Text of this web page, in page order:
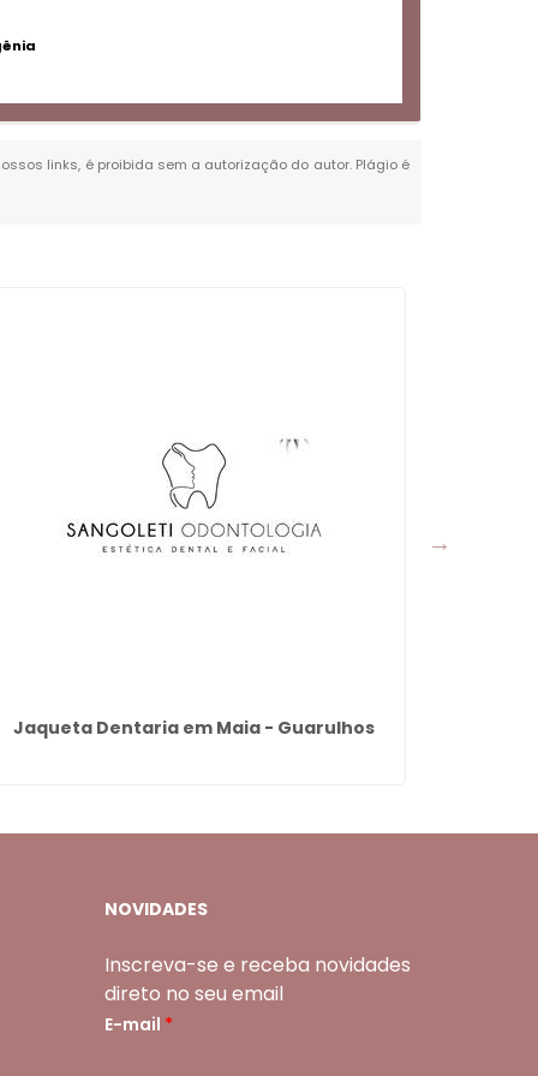
links, é proibida sem a autorização do autor. Plágio é
Jaqueta Dentaria em Maia - Guarulhos
NOVIDADES
Inscreva-se e receba novidades
direto no seu email
E-mail *